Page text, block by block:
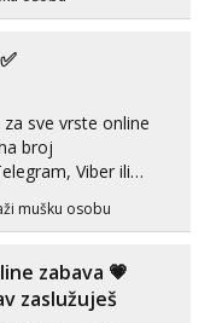
Klikni na link
sve vrste online
broj
Viber ili
mušku osobu
zabava 💗
zaslužuješ